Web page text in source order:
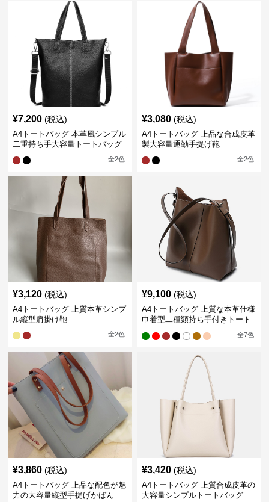
¥7,200 (税込)
A4トートバッグ 本革風シンプル
二重持ち手大容量トートバッグ
全2色
¥3,080 (税込)
A4トートバッグ 上品な合成皮革
製大容量通勤手提げ鞄
全2色
¥3,120 (税込)
A4トートバッグ 上質本革シンプ
ル縦型肩掛け鞄
全2色
¥9,100 (税込)
A4トートバッグ 上質な本革仕様
巾着型二種類持ち手付きトート
全7色
¥3,860 (税込)
A4トートバッグ 上品な配色が魅
力の大容量縦型手提げかばん
¥3,420 (税込)
A4トートバッグ 上質合成皮革の
大容量シンプルトートバッグ